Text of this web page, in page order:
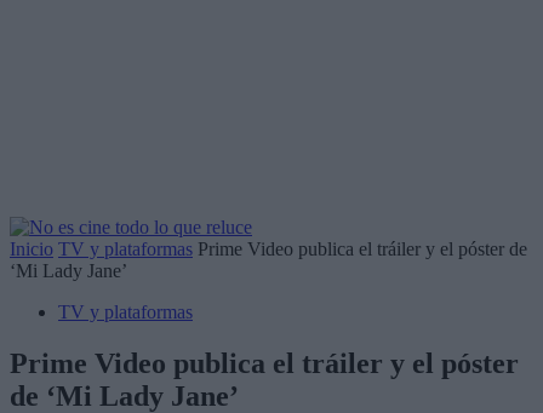
Inicio TV y plataformas Prime Video publica el tráiler y el póster de
‘Mi Lady Jane’
TV y plataformas
Prime Video publica el tráiler y el póster
de ‘Mi Lady Jane’